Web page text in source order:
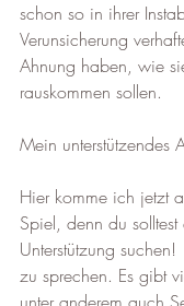
schon so in ihrer
Verunsicherung
Ahnung haben, wie
rauskommen sollen.
Mein unterstützendes
Hier komme ich jetzt
Spiel, denn du
Unterstützung
zu sprechen. Es gibt